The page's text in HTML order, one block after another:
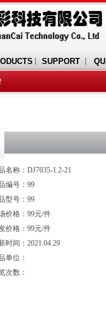
SUPPORT
名称：DJ7035-1.2-21
编号：99
型号：99
价格：99元/件
价格：99元/件
时间：2021.04.29
单位：
次数：